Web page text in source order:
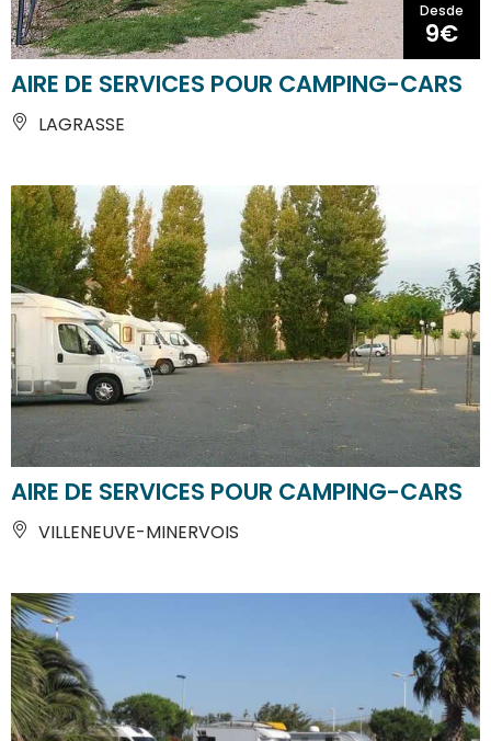
Desde
9€
AIRE DE SERVICES POUR CAMPING-CARS
LAGRASSE
AIRE DE SERVICES POUR CAMPING-CARS
VILLENEUVE-MINERVOIS